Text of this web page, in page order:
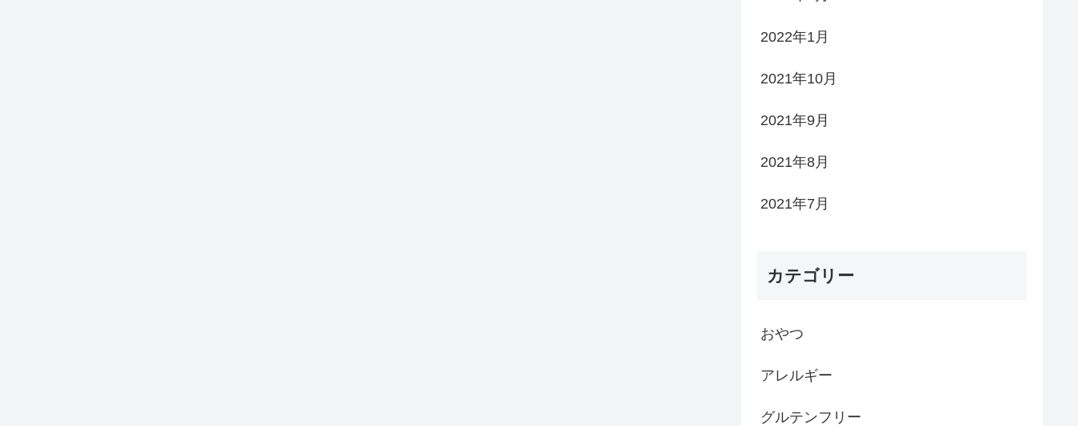
2022年1月
2021年10月
2021年9月
2021年8月
2021年7月
カテゴリー
おやつ
アレルギー
グルテンフリー